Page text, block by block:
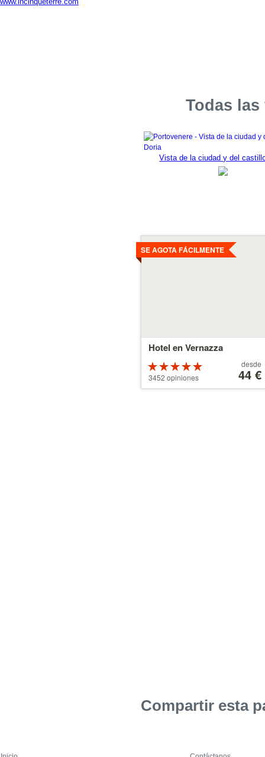
Todas
Vista de la ciudad y del
Hotel en Vernazza
SE AGOTA FÁCILMENTE
Valoración
de 5 estrellas
sobre 5
3452 opiniones
44 €
desde
44 €
Ver
detalles
Compartir esta